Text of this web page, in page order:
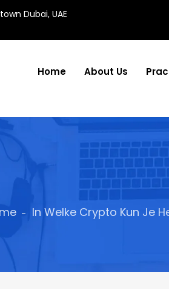
Dubai, UAE
Home About Us
In Welke Crypto Kun Je